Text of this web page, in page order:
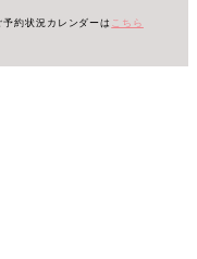
予約状況カレンダーは こちら